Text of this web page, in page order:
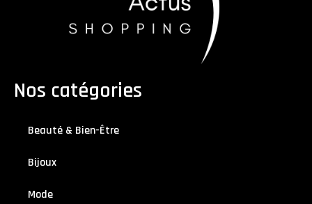
Nos catégories
Beauté & Bien-Être
Bijoux
Mode